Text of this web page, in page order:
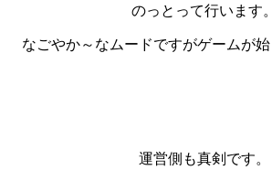
のっとって行います。
なごやか～なムードですがゲームが始
運営側も真剣です。